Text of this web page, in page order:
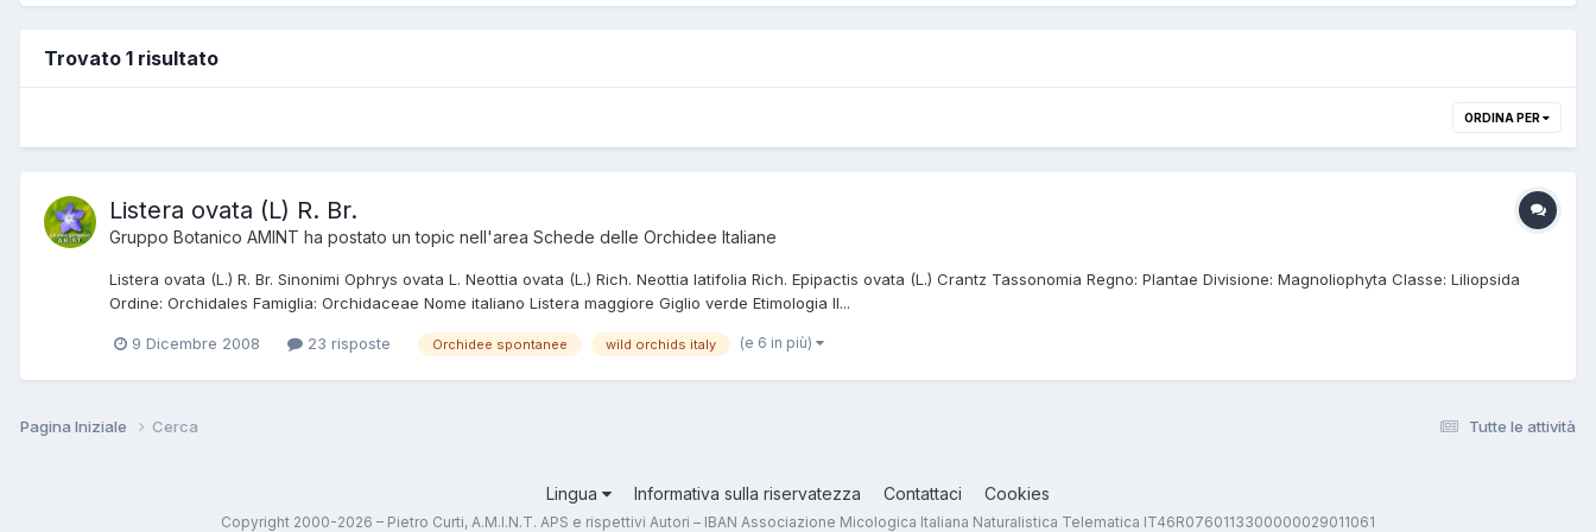
Trovato 1 risultato
ORDINA PER
Listera ovata (L) R. Br.
Gruppo Botanico AMINT ha postato un topic nell'area Schede delle Orchidee Italiane
Listera ovata (L.) R. Br. Sinonimi Ophrys ovata L. Neottia ovata (L.) Rich. Neottia latifolia Rich. Epipactis ovata (L.) Crantz Tassonomia Regno: Plantae Divisione: Magnoliophyta Classe: Liliopsida
Ordine: Orchidales Famiglia: Orchidaceae Nome italiano Listera maggiore Giglio verde Etimologia Il...
9 Dicembre 2008 23 risposte Orchidee spontanee wild orchids italy (e 6 in più)
Tutte le attività
Pagina Iniziale Cerca
Lingua Informativa sulla riservatezza Contattaci Cookies
Copyright 2000-2026 – Pietro Curti, A.M.I.N.T. APS e rispettivi Autori – IBAN Associazione Micologica Italiana Naturalistica Telematica IT46R0760113300000029011061